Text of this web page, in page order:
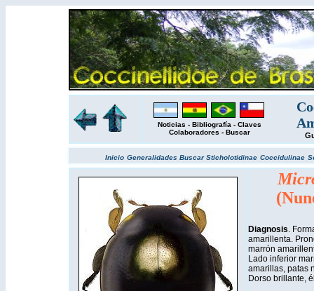
Noticias - Bibliografía - Claves
Colaboradores - Buscar
Inicio Generalidades BuscarSticholotidinae Coccidulinae
Diagnosis.
amarillenta.
marrón
Lado inferior
amarillas, patas
Dorso brillante,